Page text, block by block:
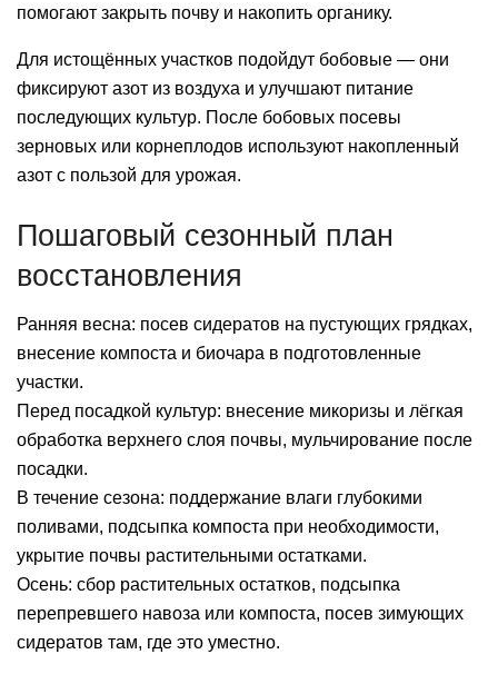
помогают закрыть почву и накопить органику.
Для истощённых участков подойдут бобовые — они
фиксируют азот из воздуха и улучшают питание
последующих культур. После бобовых посевы
зерновых или корнеплодов используют накопленный
азот с пользой для урожая.
Пошаговый сезонный план
восстановления
Ранняя весна: посев сидератов на пустующих грядках,
внесение компоста и биочара в подготовленные
участки.
Перед посадкой культур: внесение микоризы и лёгкая
обработка верхнего слоя почвы, мульчирование после
посадки.
В течение сезона: поддержание влаги глубокими
поливами, подсыпка компоста при необходимости,
укрытие почвы растительными остатками.
Осень: сбор растительных остатков, подсыпка
перепревшего навоза или компоста, посев зимующих
сидератов там, где это уместно.